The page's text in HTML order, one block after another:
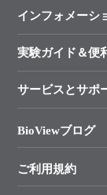
手法から製品を探
新製品情報
オンライン注文
インフォメーシ
キャンペーン
タカラバイオ各種
終売製品のお知らせ
価格改定のご案内
実験ガイド＆便
リアルタイムPCR
幹細胞・再生医療
クローニング実験
サービスとサポ
総合お問い合わせ
BioViewブログ
ご利用規約